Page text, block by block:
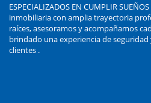
ESPECIALIZADOS EN CUMPLIR
inmobiliaria con amplia trayectoria
raíces, asesoramos y acompañamos
brindado una experiencia de
clientes .